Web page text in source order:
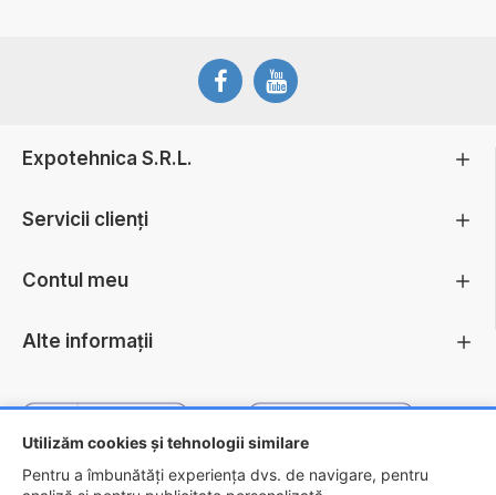
Utilizăm cookies și tehnologii similare
Pentru a îmbunătăți experiența dvs. de navigare, pentru
Expotehnica S.R.L.
Servicii clienți
Contul meu
Alte informații